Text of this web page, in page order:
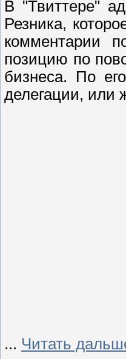
В "Твиттере"
Резника,
комментарии
позицию по
бизнеса. По
делегации, или
... Читать